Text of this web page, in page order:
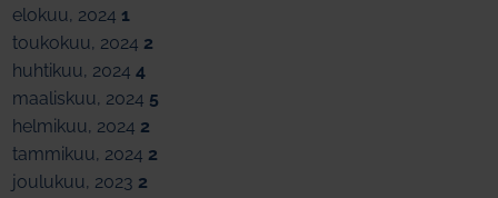
elokuu, 2024 1
toukokuu, 2024 2
huhtikuu, 20244
maaliskuu, 2024 5
helmikuu, 2024 2
tammikuu, 2024 2
joulukuu, 2023 2